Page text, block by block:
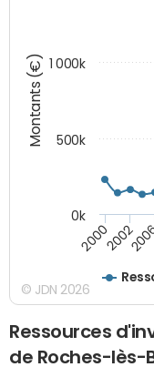
Montants (€)
20002002
0k
500k
1 000k
© JDN 2026
Ressources
de Roches-lès-